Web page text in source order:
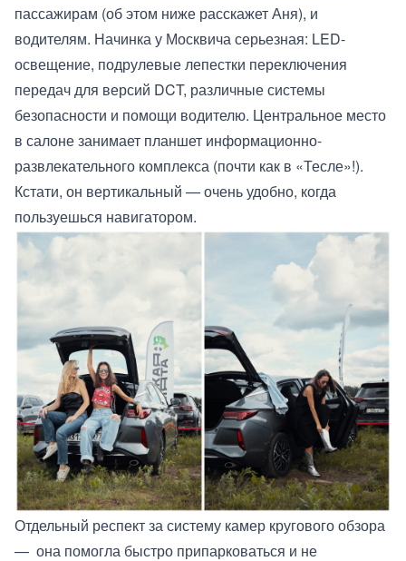
пассажирам (об этом ниже расскажет Аня), и
водителям. Начинка у Москвича серьезная: LED-
освещение, подрулевые лепестки переключения
передач для версий DCT, различные системы
безопасности и помощи водителю. Центральное место
в салоне занимает планшет информационно-
развлекательного комплекса (почти как в «Тесле»!).
Кстати, он вертикальный — очень удобно, когда
пользуешься навигатором.
Отдельный респект за систему камер кругового обзора
— она помогла быстро припарковаться и не